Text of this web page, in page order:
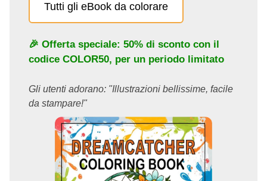
Tutti gli eBook da colorare
🎉 Offerta speciale: 50% di sconto con il
codice COLOR50, per un periodo limitato
Gli utenti adorano: "Illustrazioni bellissime, facile
da stampare!"